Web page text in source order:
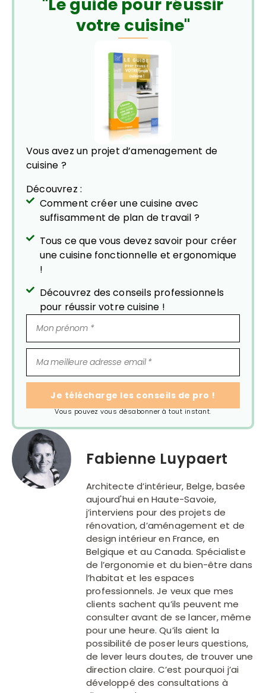
"Le guide pour réussir
votre cuisine"
Vous avez un projet d’amenagement de
cuisine ?
Découvrez :
Comment créer une cuisine avec
suffisamment de plan de travail ?
Tous ce que vous devez savoir pour créer
une cuisine fonctionnelle et ergonomique
!
Découvrez des conseils professionnels
pour réussir votre cuisine !
Je télécharge les conseils de pro !
Vous pouvez vous désabonner à tout instant.
Fabienne Luypaert
Architecte d’intérieur, Belge, basée
aujourd'hui en Haute-Savoie,
j’interviens pour des projets de
rénovation, d’aménagement et de
design intérieur en France, en
Belgique et au Canada. Spécialiste
de l’ergonomie et du bien-être dans
l’habitat et les espaces
professionnels. Je veux que mes
clients sachent qu’ils peuvent me
consulter avant de se lancer, même
pour une heure. Qu’ils aient la
possibilité de poser leurs questions,
de lever leurs doutes, de trouver une
direction claire. C’est pourquoi j’ai
développé des consultations à